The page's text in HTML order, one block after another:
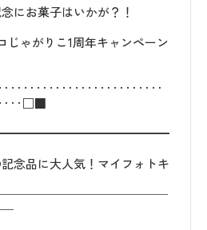
にお菓子はいかが？！
ゃがりこ1周年キャンペーン
念品に大人気！マイフォトキ